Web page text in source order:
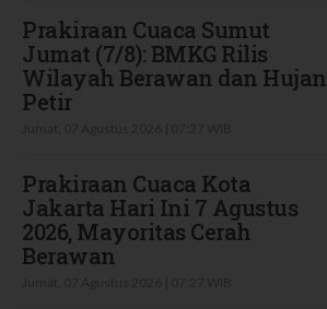
Prakiraan Cuaca Sumut
Jumat (7/8): BMKG Rilis
Wilayah Berawan dan Hujan
Petir
Prakiraan Cuaca Kota
Jakarta Hari Ini 7 Agustus
2026, Mayoritas Cerah
Berawan